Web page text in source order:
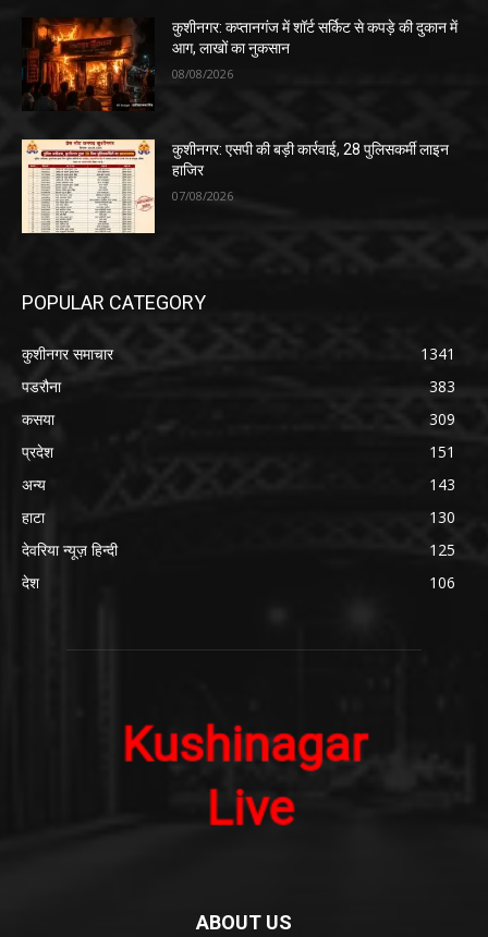
कुशीनगर: कप्तानगंज में शॉर्ट सर्किट से कपड़े की दुकान में
आग, लाखों का नुकसान
08/08/2026
कुशीनगर: एसपी की बड़ी कार्रवाई, 28 पुलिसकर्मी लाइन
हाजिर
07/08/2026
POPULAR CATEGORY
कुशीनगर समाचार
1341
पडरौना
383
कसया
309
प्रदेश
151
अन्य
143
हाटा
130
देवरिया न्यूज़ हिन्दी
125
देश
106
ABOUT US